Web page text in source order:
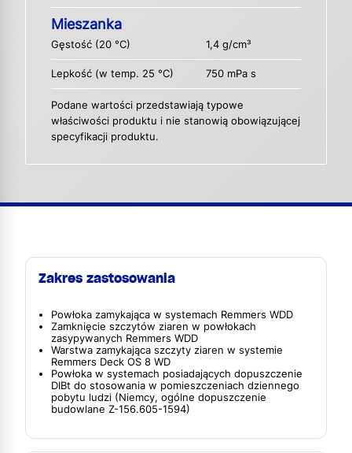
Mieszanka
Gęstość (20 °C) 1,4 g/cm³
Lepkość (w temp. 25 °C) 750 mPa s
Podane wartości przedstawiają typowe
właściwości produktu i nie stanowią obowiązującej
specyfikacji produktu.
Zakres zastosowania
Powłoka zamykająca w systemach Remmers WDD
Zamknięcie szczytów ziaren w powłokach
zasypywanych Remmers WDD
Warstwa zamykająca szczyty ziaren w systemie
Remmers Deck OS 8 WD
Powłoka w systemach posiadających dopuszczenie
DIBt do stosowania w pomieszczeniach dziennego
pobytu ludzi (Niemcy, ogólne dopuszczenie
budowlane Z-156.605-1594)